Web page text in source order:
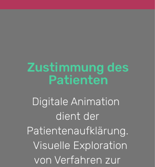
Zustimmung des
Patienten
Digitale Animation
dient der
Patientenaufklärung.
Visuelle Exploration
von Verfahren zur